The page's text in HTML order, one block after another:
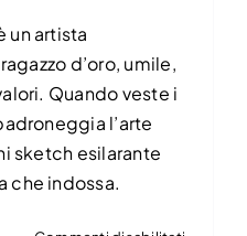
un artista
d’oro, umile,
Quando veste i
l’arte
sketch esilarante
che indossa.